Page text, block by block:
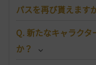
パスを再び貰えます
Q. 新たなキャラク
か？